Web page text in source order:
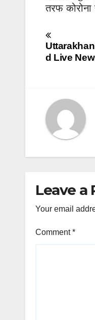
तरफ
Post
Uttarakhan
d Live News:
Leave a
Your email
Comment*